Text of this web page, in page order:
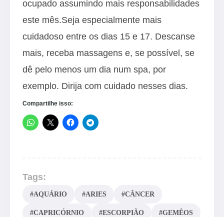
ocupado assumindo mais responsabilidades
este mês.Seja especialmente mais
cuidadoso entre os dias 15 e 17. Descanse
mais, receba massagens e, se possível, se
dê pelo menos um dia num spa, por
exemplo. Dirija com cuidado nesses dias.
Compartilhe isso:
Tags:
#AQUÁRIO #ARIES #CÂNCER
#CAPRICÓRNIO #ESCORPIÃO #GEMÊOS